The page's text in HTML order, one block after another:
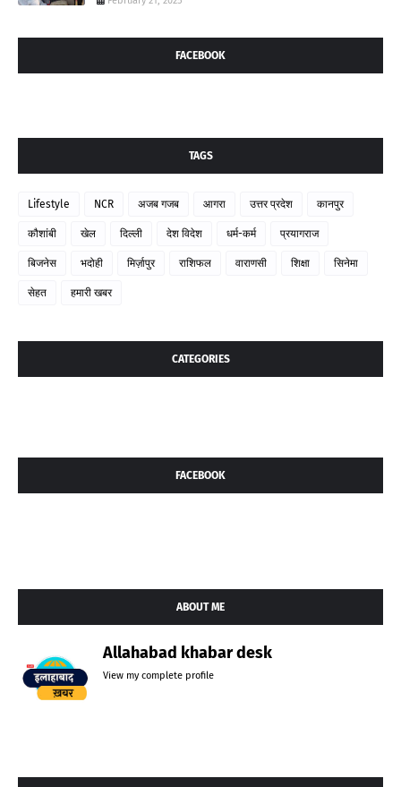
FACEBOOK
TAGS
Lifestyle NCR अजब गजब आगरा उत्तर प्रदेश कानपुर
कौशांबी खेल दिल्ली देश विदेश धर्म-कर्म प्रयागराज
बिजनेस भदोही मिर्ज़ापुर राशिफल वाराणसी शिक्षा सिनेमा
सेहत हमारी खबर
CATEGORIES
FACEBOOK
ABOUT ME
Allahabad khabar desk
View my complete profile